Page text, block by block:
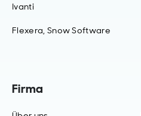
Ivanti
Flexera, Snow Software
Firma